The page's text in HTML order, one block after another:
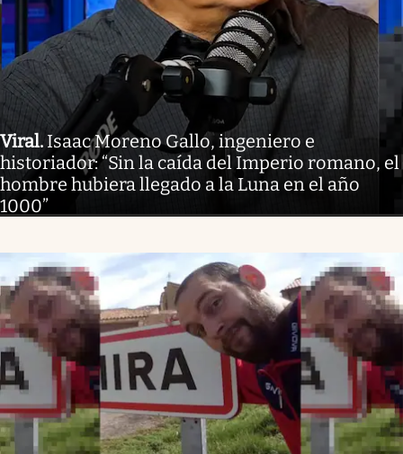
Viral. Isaac Moreno Gallo, ingeniero e
historiador: “Sin la caída del Imperio romano, el
hombre hubiera llegado a la Luna en el año
1000”